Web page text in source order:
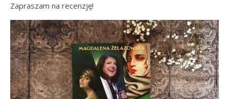
Zapraszam na recenzję!